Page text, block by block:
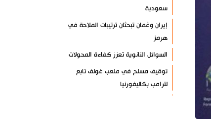
سعودية
إيران وعُمان تبحثان ترتيبات الملاحة في
هرمز
السوائل النانوية تعزز كفاءة المحولات
توقيف مسلح في ملعب غولف تابع
لترامب بكاليفورنيا